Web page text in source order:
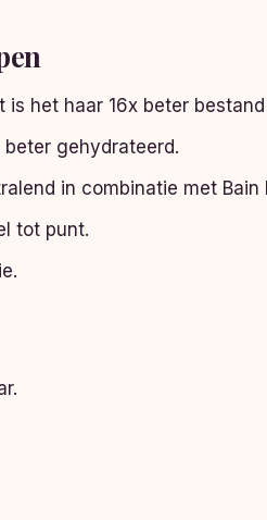
is het haar 16x beter
gehydrateerd.
in combinatie met Bain
tot punt.